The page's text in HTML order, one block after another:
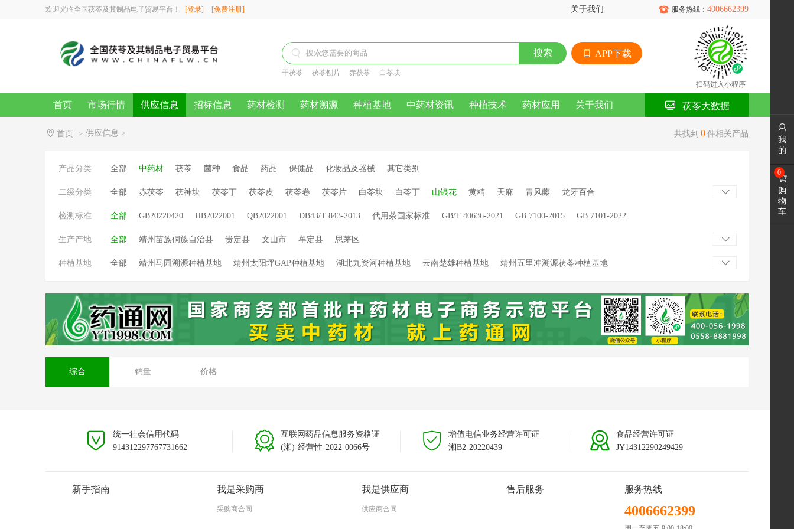
欢迎光临全国茯苓及其制品电子贸易平台！ [登录] [免费注册] 关于我们  服务热线： 4006662399
 搜索
干茯苓 茯苓刨片 赤茯苓 白苓块
APP下载
扫码进入小程序
首页 市场行情 供应信息 招标信息 药材检测 药材溯源 种植基地 中药材资讯 种植技术 药材应用 关于我们 茯苓大数据
首页 > 供应信息 > 共找到 0 件相关产品
产品分类 全部 中药材 茯苓 菌种 食品 药品 保健品 化妆品及器械 其它类别
二级分类 全部 赤茯苓 茯神块 茯苓丁 茯苓皮 茯苓卷 茯苓片 白苓块 白苓丁 山银花 黄精 天麻 青风藤 龙牙百合 
检测标准 全部 GB20220420 HB2022001 QB2022001 DB43/T 843-2013 代用茶国家标准 GB/T 40636-2021 GB 7100-2015 GB 7101-2022
生产产地 全部 靖州苗族侗族自治县 贵定县 文山市 牟定县 思茅区 
种植基地 全部 靖州马园溯源种植基地 靖州太阳坪GAP种植基地 湖北九资河种植基地 云南楚雄种植基地
靖州五里冲溯源茯苓种植基地
贵州黎平种植基地 云南文山种植基地

综合 销量 价格

我
的

购
物
车
0
统一社会信用代码
914312297767731662
互联网药品信息服务资格证
(湘)-经营性-2022-0066号
增值电信业务经营许可证
湘B2-20220439
食品经营许可证
JY14312290249429
新手指南 我是采购商
采购商合同
我是供应商
供应商合同
售后服务 服务热线
4006662399